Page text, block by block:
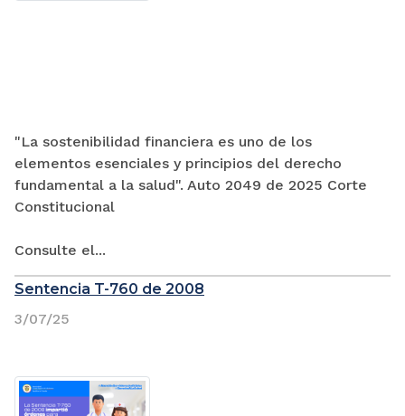
"La sostenibilidad financiera es uno de los
elementos esenciales y principios del derecho
fundamental a la salud". Auto 2049 de 2025 Corte
Constitucional
Consulte el...
Sentencia T-760 de 2008
3/07/25